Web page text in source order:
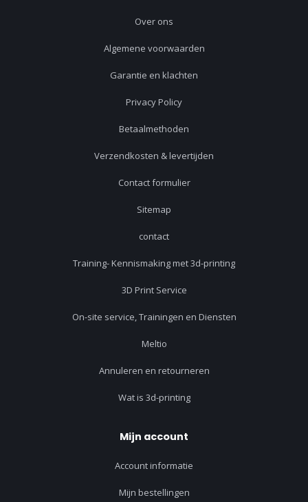
Over ons
Algemene voorwaarden
Garantie en klachten
Privacy Policy
Betaalmethoden
Verzendkosten & levertijden
Contact formulier
Sitemap
contact
Training- Kennismaking met 3d-printing
3D Print Service
On-site service, Trainingen en Diensten
Meltio
Annuleren en retourneren
Wat is 3d-printing
Mijn account
Account informatie
Mijn bestellingen